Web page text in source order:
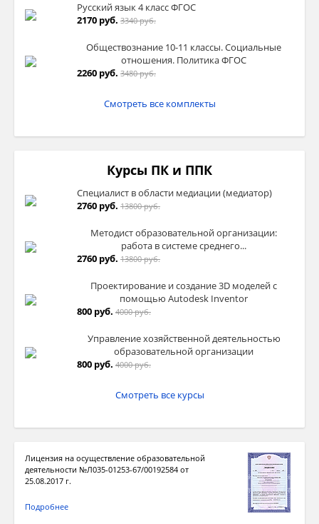
Русский язык 4 класс ФГОС
2170 руб. 3340 руб.
Обществознание 10-11 классы. Социальные
отношения. Политика ФГОС
2260 руб. 3480 руб.
Смотреть все комплекты
Курсы ПК и ППК
Специалист в области медиации (медиатор)
2760 руб. 13800 руб.
Методист образовательной организации:
работа в системе среднего...
2760 руб. 13800 руб.
Проектирование и создание 3D моделей с
помощью Autodesk Inventor
800 руб. 4000 руб.
Управление хозяйственной деятельностью
образовательной организации
800 руб. 4000 руб.
Смотреть все курсы
Лицензия на осуществление образовательной
деятельности №Л035-01253-67/00192584 от
25.08.2017 г.
Подробнее